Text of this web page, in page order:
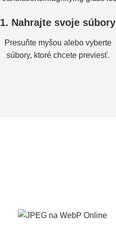
1. Nahrajte svoje súbory
Presuňte myšou alebo vyberte
súbory, ktoré chcete previesť.